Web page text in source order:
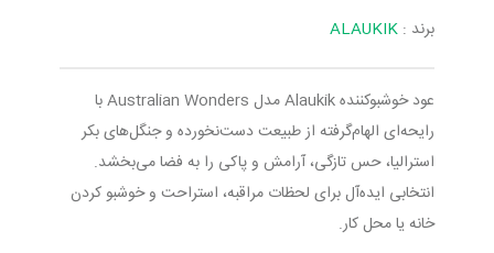
برند : ALAUKIK
عود خوشبوکننده Alaukik مدل Australian Wonders با
رایحه‌ای الهام‌گرفته از طبیعت دست‌نخورده و جنگل‌های بکر
استرالیا، حس تازگی، آرامش و پاکی را به فضا می‌بخشد.
انتخابی ایده‌آل برای لحظات مراقبه، استراحت و خوشبو کردن
خانه یا محل کار.